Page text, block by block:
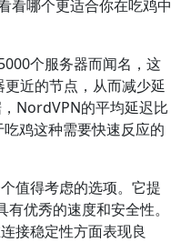
看哪个更适合你在吃鸡中
个服务器而闻名，这
近的节点，从而减少延
NordVPN的平均延迟比
鸡这种需要快速反应的
值得考虑的选项。它提
优秀的速度和安全性。
接稳定性方面表现良